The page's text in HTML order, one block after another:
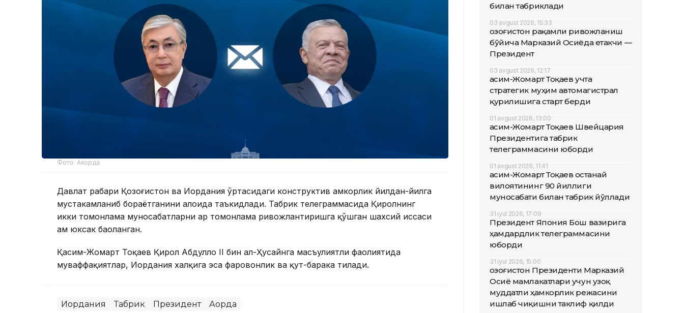
Фото: Акорда
Давлат раҳбари Қозоғистон ва Иордания ўртасидаги конструктив ҳамкорлик йилдан-йилга
мустаҳкамланиб бораётганини алоҳида таъкидлади. Табрик телеграммасида Қиролнинг
икки томонлама муносабатларни ҳар томонлама ривожлантиришга қўшган шахсий ҳиссаси
ҳам юксак баҳоланган.
Қасим-Жомарт Тоқаев Қирол Абдуллоҳ II бин ал-Ҳусайнга масъулиятли фаолиятида
муваффақиятлар, Иордания халқига эса фаровонлик ва қут-барака тилади.
Иордания Табрик Президент Ақорда
билан табриклади
03 avgust 2026, 15:33
Қозоғистон рақамли ривожланиш
бўйича Марказий Осиёда етакчи —
Президент
03 avgust 2026, 12:17
Қасим-Жомарт Тоқаев учта
стратегик муҳим автомагистрал
қурилишига старт берди
01 avgust 2026, 13:00
Қасим-Жомарт Тоқаев Швейцария
Президентига табрик
телеграммасини юборди
01 avgust 2026, 11:41
Қасим-Жомарт Тоқаев Қостанай
вилоятининг 90 йиллиги
муносабати билан табрик йўллади
31 iyul 2026, 17:09
Президент Япония Бош вазирига
ҳамдардлик телеграммасини
юборди
31 iyul 2026, 15:00
Қозоғистон Президенти Марказий
Осиё мамлакатлари учун узоқ
муддатли ҳамкорлик режасини
ишлаб чиқишни таклиф қилди